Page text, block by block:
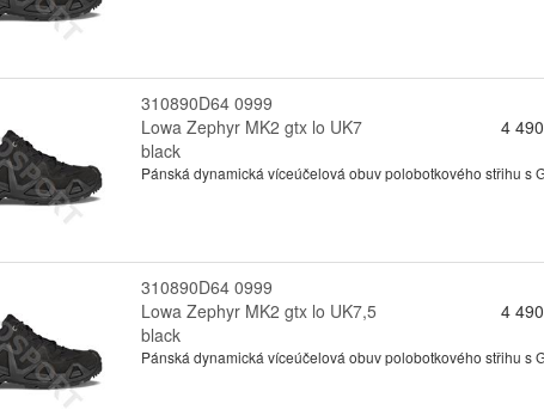
310890D64 0999
Lowa Zephyr MK2 gtx lo UK7
black
4
Pánská dynamická víceúčelová obuv polobotkového střihu
310890D64 0999
Lowa Zephyr MK2 gtx lo UK7,5
black
4
Pánská dynamická víceúčelová obuv polobotkového střihu